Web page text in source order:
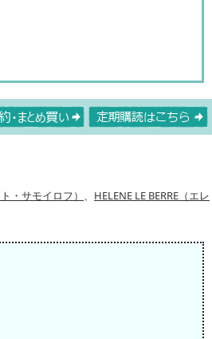
・サモイロフ） 、 HELENE LE BERRE（エレ